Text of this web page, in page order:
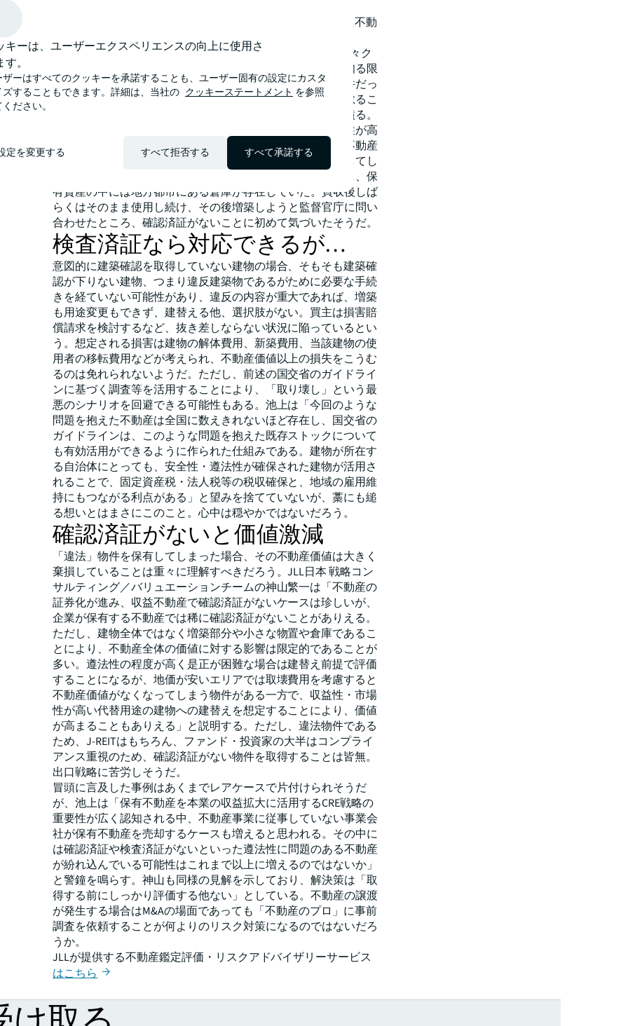
「ある企業買収を実施したが、買収先の企業が保有していた不動
産の一部で確認済証が存在しなかった。どうすればいい」
高いレベルでコンプライアンスを遵守するJLLのもとには日々ク
ライアントから様々な依頼が寄せられるが、今回は池上が知る限
り「キャピタルマーケット事業部で扱った経験がない」案件だっ
た。池上は「ディールに関わる際、遵法性について確認を怠るこ
とはありえない。確認済証の有無を見落とすなど論外」と憤る。
ただ、不動産のデューデリジェンス（遵法性調査）は専門性が高
いため、今回のような純粋な不動産取引ではない取引や、不動産
のプロを介さない取引の場合、調査が不十分なままで契約してし
まうケースがあるようだ。クライアントはある企業を買収し、保
有資産の中には地方都市にある倉庫が存在していた。買収後しば
らくはそのまま使用し続け、その後増築しようと監督官庁に問い
合わせたところ、確認済証がないことに初めて気づいたそうだ。
検査済証なら対応できるが…
意図的に建築確認を取得していない建物の場合、そもそも建築確
認が下りない建物、つまり違反建築物であるがために必要な手続
きを経ていない可能性があり、違反の内容が重大であれば、増築
も用途変更もできず、建替える他、選択肢がない。買主は損害賠
償請求を検討するなど、抜き差しならない状況に陥っているとい
う。想定される損害は建物の解体費用、新築費用、当該建物の使
用者の移転費用などが考えられ、不動産価値以上の損失をこうむ
るのは免れられないようだ。ただし、前述の国交省のガイドライ
ンに基づく調査等を活用することにより、「取り壊し」という最
悪のシナリオを回避できる可能性もある。池上は「今回のような
問題を抱えた不動産は全国に数えきれないほど存在し、国交省の
ガイドラインは、このような問題を抱えた既存ストックについて
も有効活用ができるように作られた仕組みである。建物が所在す
る自治体にとっても、安全性・遵法性が確保された建物が活用さ
れることで、固定資産税・法人税等の税収確保と、地域の雇用維
持にもつながる利点がある」と望みを捨てていないが、藁にも縋
る想いとはまさにこのこと。心中は穏やかではないだろう。
確認済証がないと価値激減
「違法」物件を保有してしまった場合、その不動産価値は大きく
棄損していることは重々に理解すべきだろう。JLL日本 戦略コン
サルティング／バリュエーションチームの神山繁一は「不動産の
証券化が進み、収益不動産で確認済証がないケースは珍しいが、
企業が保有する不動産では稀に確認済証がないことがありえる。
ただし、建物全体ではなく増築部分や小さな物置や倉庫であるこ
とにより、不動産全体の価値に対する影響は限定的であることが
多い。遵法性の程度が高く是正が困難な場合は建替え前提で評価
することになるが、地価が安いエリアでは取壊費用を考慮すると
不動産価値がなくなってしまう物件がある一方で、収益性・市場
性が高い代替用途の建物への建替えを想定することにより、価値
が高まることもありえる」と説明する。ただし、違法物件である
ため、J-REITはもちろん、ファンド・投資家の大半はコンプライ
アンス重視のため、確認済証がない物件を取得することは皆無。
出口戦略に苦労しそうだ。
冒頭に言及した事例はあくまでレアケースで片付けられそうだ
が、池上は「保有不動産を本業の収益拡大に活用するCRE戦略の
重要性が広く認知される中、不動産事業に従事していない事業会
社が保有不動産を売却するケースも増えると思われる。その中に
は確認済証や検査済証がないといった遵法性に問題のある不動産
が紛れ込んでいる可能性はこれまで以上に増えるのではないか」
と警鐘を鳴らす。神山も同様の見解を示しており、解決策は「取
得する前にしっかり評価する他ない」としている。不動産の譲渡
が発生する場合はM&Aの場面であっても「不動産のプロ」に事前
調査を依頼することが何よりのリスク対策になるのではないだろ
うか。
JLLが提供する不動産鑑定評価・リスクアドバイザリーサービス
はこちら
キーは、ユーザーエクスペリエンスの向上に使用さ
。
ザーはすべてのクッキーを承諾することも、ユーザー固有の設定にカスタ
ズすることもできます。詳細は、当社の クッキーステートメント を参照
ださい。
定を変更する すべて拒否する すべて承諾する